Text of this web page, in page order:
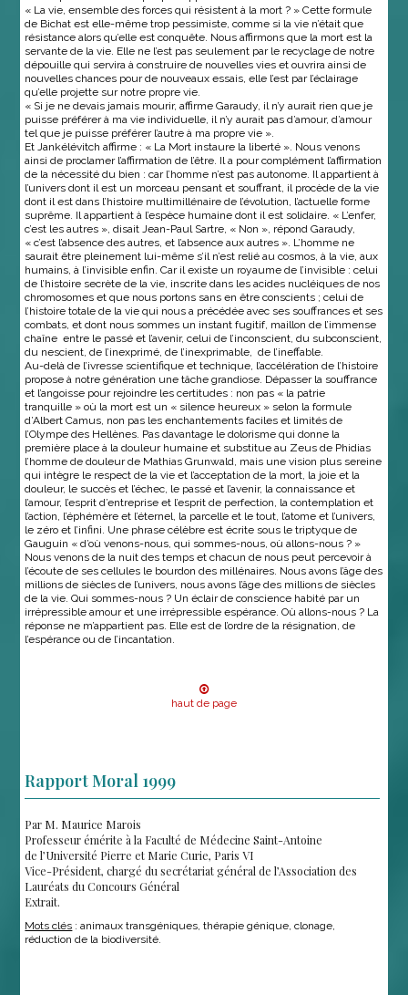
« La vie, ensemble des forces qui résistent à la mort ? » Cette formule
de Bichat est elle-même trop pessimiste, comme si la vie n’était que
résistance alors qu’elle est conquête. Nous affirmons que la mort est la
servante de la vie. Elle ne l’est pas seulement par le recyclage de notre
dépouille qui servira à construire de nouvelles vies et ouvrira ainsi de
nouvelles chances pour de nouveaux essais, elle l’est par l’éclairage
qu’elle projette sur notre propre vie.
« Si je ne devais jamais mourir, affirme Garaudy, il n’y aurait rien que je
puisse préférer à ma vie individuelle, il n’y aurait pas d’amour, d’amour
tel que je puisse préférer l’autre à ma propre vie ».
Et Jankélévitch affirme : « La Mort instaure la liberté ». Nous venons
ainsi de proclamer l’affirmation de l’être. Il a pour complément l’affirmation
de la nécessité du bien : car l’homme n’est pas autonome. Il appartient à
l’univers dont il est un morceau pensant et souffrant, il procède de la vie
dont il est dans l’histoire multimillénaire de l’évolution, l’actuelle forme
suprême. Il appartient à l’espèce humaine dont il est solidaire. « L’enfer,
c’est les autres », disait Jean-Paul Sartre, « Non », répond Garaudy,
« c’est l’absence des autres, et l’absence aux autres ». L’homme ne
saurait être pleinement lui-même s’il n’est relié au cosmos, à la vie, aux
humains, à l’invisible enfin. Car il existe un royaume de l’invisible : celui
de l’histoire secrète de la vie, inscrite dans les acides nucléiques de nos
chromosomes et que nous portons sans en être conscients ; celui de
l’histoire totale de la vie qui nous a précédée avec ses souffrances et ses
combats, et dont nous sommes un instant fugitif, maillon de l’immense
chaîne entre le passé et l’avenir, celui de l’inconscient, du subconscient,
du nescient, de l’inexprimé, de l’inexprimable, de l’ineffable.
Au-delà de l’ivresse scientifique et technique, l’accélération de l’histoire
propose à notre génération une tâche grandiose. Dépasser la souffrance
et l’angoisse pour rejoindre les certitudes : non pas « la patrie
tranquille » où la mort est un « silence heureux » selon la formule
d’Albert Camus, non pas les enchantements faciles et limités de
l’Olympe des Hellènes. Pas davantage le dolorisme qui donne la
première place à la douleur humaine et substitue au Zeus de Phidias
l’homme de douleur de Mathias Grunwald, mais une vision plus sereine
qui intègre le respect de la vie et l’acceptation de la mort, la joie et la
douleur, le succès et l’échec, le passé et l’avenir, la connaissance et
l’amour, l’esprit d’entreprise et l’esprit de perfection, la contemplation et
l’action, l’éphémère et l’éternel, la parcelle et le tout, l’atome et l’univers,
le zéro et l’infini. Une phrase célèbre est écrite sous le triptyque de
Gauguin « d’où venons-nous, qui sommes-nous, où allons-nous ? »
Nous venons de la nuit des temps et chacun de nous peut percevoir à
l’écoute de ses cellules le bourdon des millénaires. Nous avons l’âge des
millions de siècles de l’univers, nous avons l’âge des millions de siècles
de la vie. Qui sommes-nous ? Un éclair de conscience habité par un
irrépressible amour et une irrépressible espérance. Où allons-nous ? La
réponse ne m’appartient pas. Elle est de l’ordre de la résignation, de
l’espérance ou de l’incantation.
haut de page
Rapport Moral 1999
Par M. Maurice Marois
Professeur émérite à la Faculté de Médecine Saint-Antoine
de l’Université Pierre et Marie Curie, Paris VI
Vice-Président, chargé du secrétariat général de l’Association des
Lauréats du Concours Général
Extrait.
Mots clés : animaux transgéniques, thérapie génique, clonage,
réduction de la biodiversité.